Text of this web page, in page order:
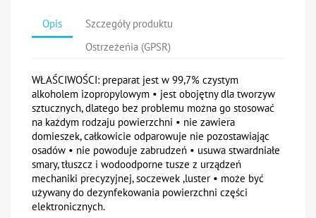
Opis
Szczegóły produktu
Ostrzeżeńia (GPSR)
WŁAŚCIWOŚCI: preparat jest w 99,7% czystym
alkoholem izopropylowym • jest obojętny dla tworzyw
sztucznych, dlatego bez problemu można go stosować
na każdym rodzaju powierzchni • nie zawiera
domieszek, całkowicie odparowuje nie pozostawiając
osadów • nie powoduje zabrudzeń • usuwa stwardniałe
smary, tłuszcz i wodoodporne tusze z urządzeń
mechaniki precyzyjnej, soczewek ,luster • może być
używany do dezynfekowania powierzchni części
elektronicznych.